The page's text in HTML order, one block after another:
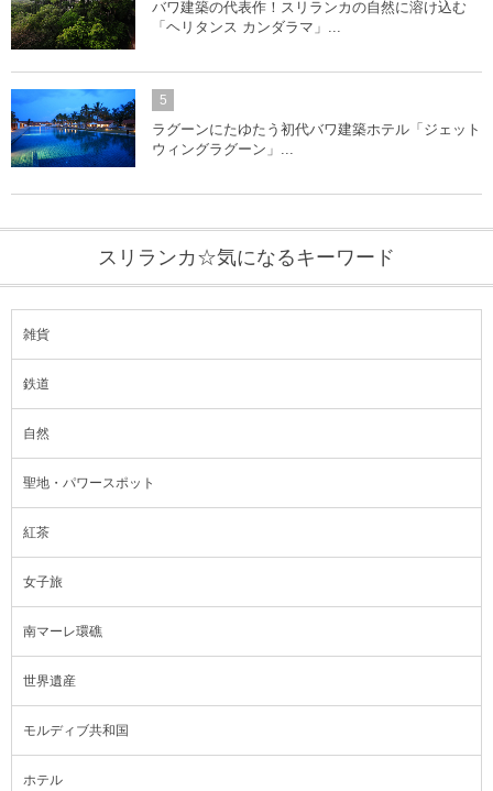
バワ建築の代表作！スリランカの自然に溶け込む
「ヘリタンス カンダラマ」...
5
ラグーンにたゆたう初代バワ建築ホテル「ジェット
ウィングラグーン」...
スリランカ☆気になるキーワード
雑貨
鉄道
自然
聖地・パワースポット
紅茶
女子旅
南マーレ環礁
世界遺産
モルディブ共和国
ホテル